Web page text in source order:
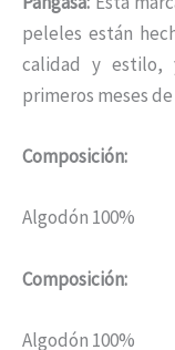
peleles están
calidad y estilo,
primeros meses
Composición:
Algodón 100%
Composición:
Algodón 100%